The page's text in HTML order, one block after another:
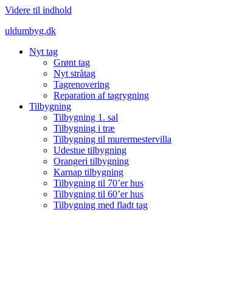
Videre til indhold
uldumbyg.dk
Nyt tag
Grønt tag
Nyt stråtag
Tagrenovering
Reparation af tagrygning
Tilbygning
Tilbygning 1. sal
Tilbygning i træ
Tilbygning til murermestervilla
Udestue tilbygning
Orangeri tilbygning
Karnap tilbygning
Tilbygning til 70’er hus
Tilbygning til 60’er hus
Tilbygning med fladt tag